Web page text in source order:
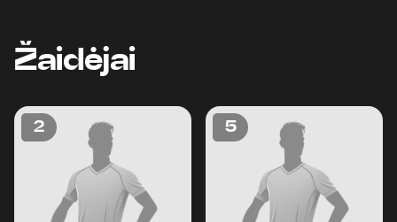
Žaidėjai
2 5